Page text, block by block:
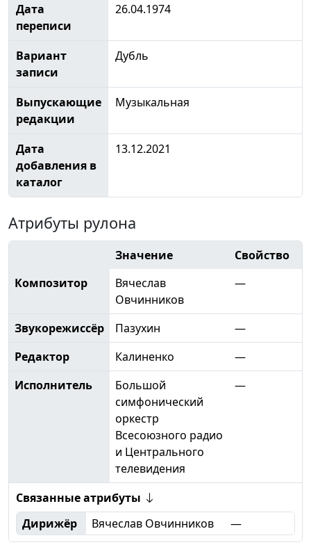
Дата
переписи
26.04.1974
Вариант
записи
Дубль
Выпускающие
редакции
Музыкальная
Дата
добавления в
каталог
13.12.2021
Атрибуты рулона
Значение
Свойство
Композитор
Вячеслав
Овчинников
—
Звукорежиссёр Пазухин
—
Редактор
Калиненко
—
Исполнитель
Большой
симфонический
оркестр
Всесоюзного радио
и Центрального
телевидения
—
Связанные атрибуты
Дирижёр
Вячеслав Овчинников —